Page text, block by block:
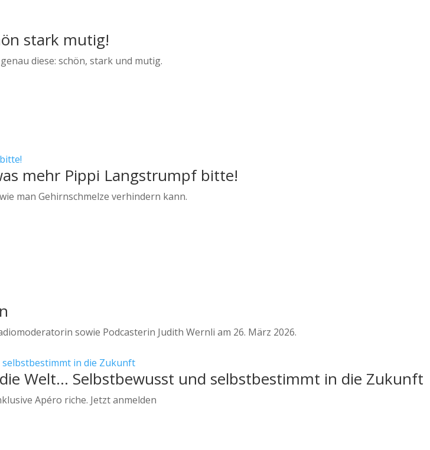
stark mutig!
diese: schön, stark und mutig.
mehr Pippi Langstrumpf bitte!
man Gehirnschmelze verhindern kann.
sowie Podcasterin Judith Wernli am 26. März 2026.
Welt… Selbstbewusst und selbstbestimmt in die Zukunft
Apéro riche. Jetzt anmelden